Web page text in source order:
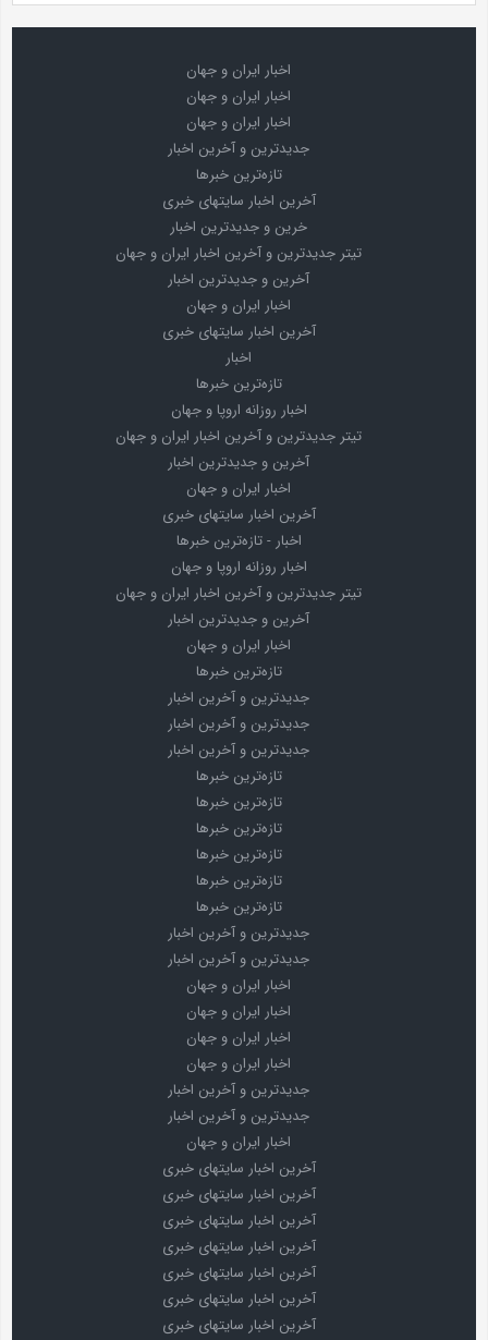
اخبار ایران و جهان
اخبار ایران و جهان
اخبار ایران و جهان
جدیدترین و آخرین اخبار
تازه‌ترین خبرها
آخرین اخبار سایتهای خبری
خرین و جدیدترین اخبار
تیتر جدیدترین و آخرین اخبار ایران و جهان
آخرین و جدیدترین اخبار
اخبار ایران و جهان
آخرین اخبار سایتهای خبری
اخبار
تازه‌ترین خبرها
اخبار روزانه اروپا و جهان
تیتر جدیدترین و آخرین اخبار ایران و جهان
آخرین و جدیدترین اخبار
اخبار ایران و جهان
آخرین اخبار سایتهای خبری
اخبار - تازه‌ترین خبرها
اخبار روزانه اروپا و جهان
تیتر جدیدترین و آخرین اخبار ایران و جهان
آخرین و جدیدترین اخبار
اخبار ایران و جهان
تازه‌ترین خبرها
جدیدترین و آخرین اخبار
جدیدترین و آخرین اخبار
جدیدترین و آخرین اخبار
تازه‌ترین خبرها
تازه‌ترین خبرها
تازه‌ترین خبرها
تازه‌ترین خبرها
تازه‌ترین خبرها
تازه‌ترین خبرها
جدیدترین و آخرین اخبار
جدیدترین و آخرین اخبار
اخبار ایران و جهان
اخبار ایران و جهان
اخبار ایران و جهان
اخبار ایران و جهان
جدیدترین و آخرین اخبار
جدیدترین و آخرین اخبار
اخبار ایران و جهان
آخرین اخبار سایتهای خبری
آخرین اخبار سایتهای خبری
آخرین اخبار سایتهای خبری
آخرین اخبار سایتهای خبری
آخرین اخبار سایتهای خبری
آخرین اخبار سایتهای خبری
آخرین اخبار سایتهای خبری